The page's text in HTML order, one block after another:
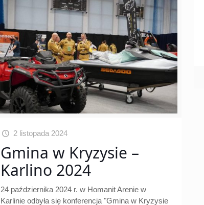
2 listopada 2024
Gmina w Kryzysie –
Karlino 2024
24 października 2024 r. w Homanit Arenie w
Karlinie odbyła się konferencja "Gmina w Kryzysie